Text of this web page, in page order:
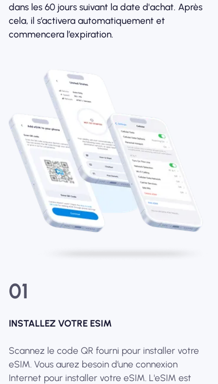
dans les 60 jours suivant la date d'achat. Après
cela, il s’activera automatiquement et
commencera l’expiration.
01
INSTALLEZ VOTRE ESIM
Scannez le code QR fourni pour installer votre
eSIM. Vous aurez besoin d’une connexion
Internet pour installer votre eSIM. L'eSIM est